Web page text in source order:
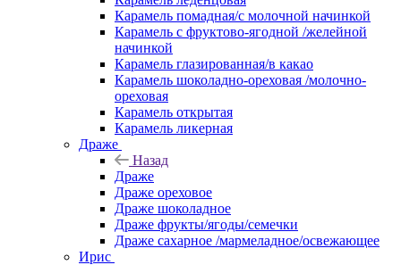
Карамель помадная/с молочной начинкой
Карамель с фруктово-ягодной /желейной
начинкой
Карамель глазированная/в какао
Карамель шоколадно-ореховая /молочно-
ореховая
Карамель открытая
Карамель ликерная
Драже
Назад
Драже
Драже ореховое
Драже шоколадное
Драже фрукты/ягоды/семечки
Драже сахарное /мармеладное/освежающее
Ирис